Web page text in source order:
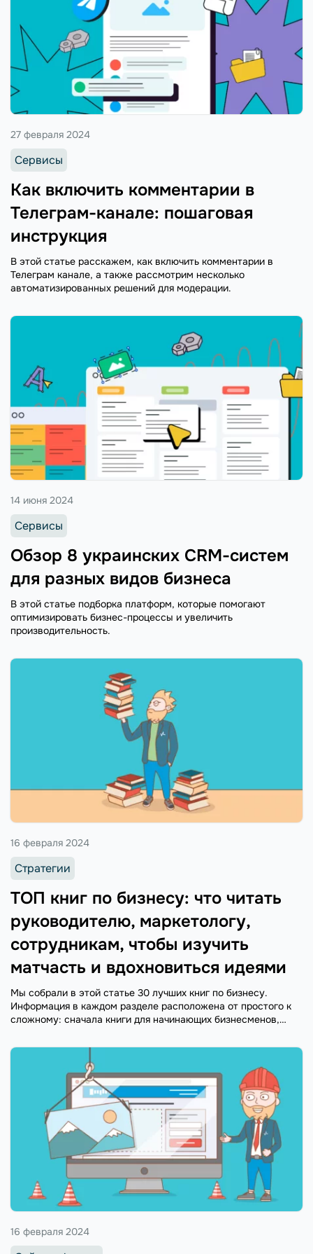
Как включить комментарии в
Телеграм-канале: пошаговая
инструкция
27 февраля 2024
Сервисы
В этой статье расскажем, как включить комментарии в
Телеграм канале, а также рассмотрим несколько
автоматизированных решений для модерации.
Обзор 8 украинских CRM-систем
для разных видов бизнеса
14 июня 2024
Сервисы
В этой статье подборка платформ, которые помогают
оптимизировать бизнес-процессы и увеличить
производительность.
ТОП книг по бизнесу: что читать
руководителю, маркетологу,
сотрудникам, чтобы изучить
матчасть и вдохновиться идеями
16 февраля 2024
Стратегии
Мы собрали в этой статье 30 лучших книг по бизнесу.
Информация в каждом разделе расположена от простого к
сложному: сначала книги для начинающих бизнесменов,
16 февраля 2024